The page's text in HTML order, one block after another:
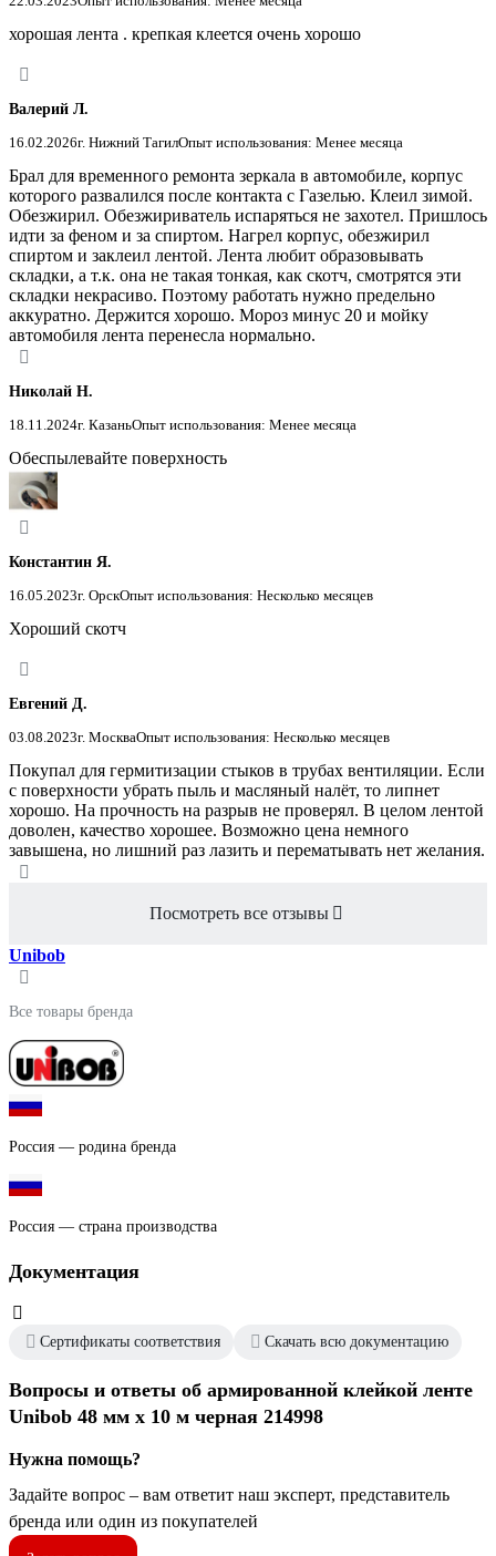
хорошая лента . крепкая клеется очень хорошо
Валерий Л.
16.02.2026г. Нижний ТагилОпыт использования: Менее месяца
Брал для временного ремонта зеркала в автомобиле, корпус
которого развалился после контакта с Газелью. Клеил зимой.
Обезжирил. Обезжириватель испаряться не захотел. Пришлось
идти за феном и за спиртом. Нагрел корпус, обезжирил
спиртом и заклеил лентой. Лента любит образовывать
складки, а т.к. она не такая тонкая, как скотч, смотрятся эти
складки некрасиво. Поэтому работать нужно предельно
аккуратно. Держится хорошо. Мороз минус 20 и мойку
автомобиля лента перенесла нормально.
Николай Н.
18.11.2024г. КазаньОпыт использования: Менее месяца
Обеспылевайте поверхность
Константин Я.
16.05.2023г. ОрскОпыт использования: Несколько месяцев
Хороший скотч
Евгений Д.
03.08.2023г. МоскваОпыт использования: Несколько месяцев
Покупал для гермитизации стыков в трубах вентиляции. Если
с поверхности убрать пыль и масляный налёт, то липнет
хорошо. На прочность на разрыв не проверял. В целом лентой
доволен, качество хорошее. Возможно цена немного
завышена, но лишний раз лазить и перематывать нет желания.
Посмотреть все отзывы
Unibob
Все товары бренда
Россия — родина бренда
Россия — страна производства
Документация
Сертификаты соответствия Скачать всю документацию
Вопросы и ответы об армированной клейкой ленте
Unibob 48 мм х 10 м черная 214998
Нужна помощь?
Задайте вопрос – вам ответит наш эксперт, представитель
бренда или один из покупателей